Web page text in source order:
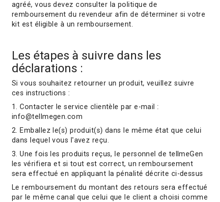
agréé, vous devez consulter la politique de
remboursement du revendeur afin de déterminer si votre
kit est éligible à un remboursement.
Les étapes à suivre dans les
déclarations :
Si vous souhaitez retourner un produit, veuillez suivre
ces instructions :
1. Contacter le service clientèle par e-mail :
info@tellmegen.com
2. Emballez le(s) produit(s) dans le même état que celui
dans lequel vous l'avez reçu.
3. Une fois les produits reçus, le personnel de tellmeGen
les vérifiera et si tout est correct, un remboursement
sera effectué en appliquant la pénalité décrite ci-dessus
Le remboursement du montant des retours sera effectué
par le même canal que celui que le client a choisi comme